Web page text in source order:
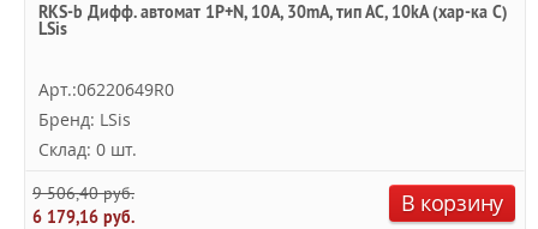
RKS-b Дифф. автомат 1P+N, 10A, 30mA, тип АC, 10kA (хар-ка C)
LSis
Арт.:06220649R0
Бренд: LSis
Склад: 0 шт.
9 506,40 руб.
6 179,16 руб.
В корзину